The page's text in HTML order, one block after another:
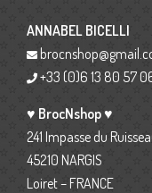
ANNABEL BICELLI
+33 (0)6 13 80 57
♥ BrocNshop ♥
241 Impasse du
45210 NARGIS
Loiret – FRANCE